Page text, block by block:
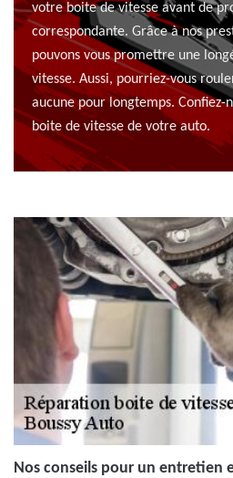
votre boite de vitesse avant de
correspondante. Grâce à nos
pouvons vous promettre une
vitesse. Aussi, pourriez-vous
aucune pour longtemps.
boite de vitesse de votre auto.
Nos conseils pour un entretien